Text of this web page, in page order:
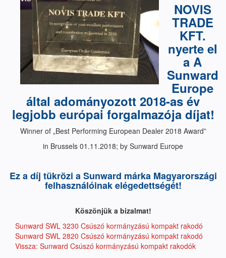
NOVIS
TRADE
KFT.
nyerte el
a A
Sunward
Europe
által adományozott 2018-as év
legjobb európai forgalmazója díjat!
Winner of „Best Performing European Dealer 2018 Award”
in Brussels 01.11.2018; by Sunward Europe
Ez a díj tükrözi a Sunward márka Magyarországi
felhasználóinak elégedettségét!
Köszönjük a bizalmat!
Sunward SWL 3230 Csúszó kormányzású kompakt rakodó
Sunward SWL 2820 Csúszó kormányzású kompakt rakodó
Vissza: Sunward Csúszó kormányzású kompakt rakodók